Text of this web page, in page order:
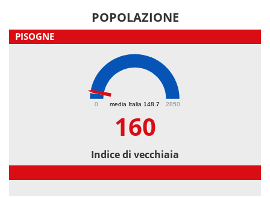
POPOLAZIONE
PISOGNE
media Italia 148.7
0 2850
160
Indice di vecchiaia